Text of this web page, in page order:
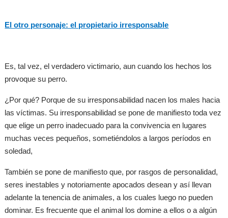
El otro personaje: el propietario irresponsable
Es, tal vez, el verdadero victimario, aun cuando los hechos los
provoque su perro.
¿Por qué? Porque de su irresponsabilidad nacen los males hacia
las víctimas. Su irresponsabilidad se pone de manifiesto toda vez
que elige un perro inadecuado para la convivencia en lugares
muchas veces pequeños, sometiéndolos a largos períodos en
soledad,
También se pone de manifiesto que, por rasgos de personalidad,
seres inestables y notoriamente apocados desean y así llevan
adelante la tenencia de animales, a los cuales luego no pueden
dominar. Es frecuente que el animal los domine a ellos o a algún